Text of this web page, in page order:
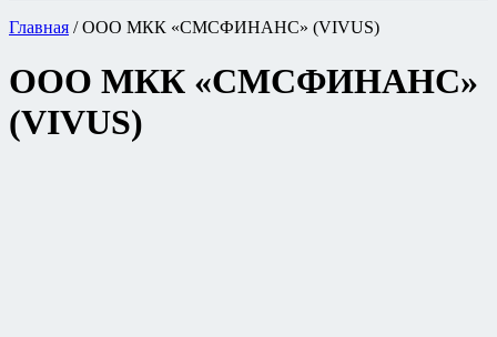
Главная /ООО МКК «СМСФИНАНС» (VIVUS)
ООО МКК «СМСФИНАНС»
(VIVUS)